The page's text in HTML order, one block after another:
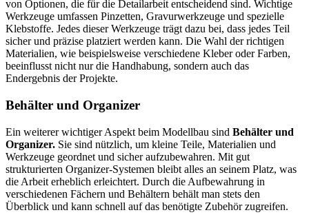
von Optionen, die für die Detailarbeit entscheidend sind. Wichtige
Werkzeuge umfassen Pinzetten, Gravurwerkzeuge und spezielle
Klebstoffe. Jedes dieser Werkzeuge trägt dazu bei, dass jedes Teil
sicher und präzise platziert werden kann. Die Wahl der richtigen
Materialien, wie beispielsweise verschiedene Kleber oder Farben,
beeinflusst nicht nur die Handhabung, sondern auch das
Endergebnis der Projekte.
Behälter und Organizer
Ein weiterer wichtiger Aspekt beim Modellbau sind Behälter und
Organizer. Sie sind nützlich, um kleine Teile, Materialien und
Werkzeuge geordnet und sicher aufzubewahren. Mit gut
strukturierten Organizer-Systemen bleibt alles an seinem Platz, was
die Arbeit erheblich erleichtert. Durch die Aufbewahrung in
verschiedenen Fächern und Behältern behält man stets den
Überblick und kann schnell auf das benötigte Zubehör zugreifen.